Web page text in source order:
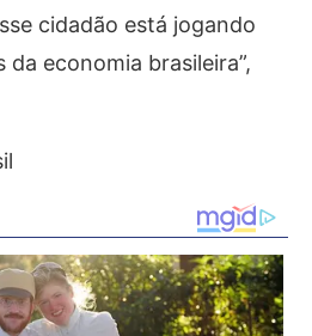
cidadão está jogando
economia brasileira”,